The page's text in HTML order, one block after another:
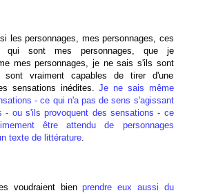
les personnages, mes personnages, ces
qui sont mes personnages, que je
mes personnages, je ne sais s'ils sont
sont vraiment capables de tirer d'une
sensations inédites.Je ne sais même
- ce qui n'a pas de sens s'agissant
- ou s'ils provoquent des sensations - ce
être attendu de personnages
texte de littérature.
voudraient bienprendre eux aussi du